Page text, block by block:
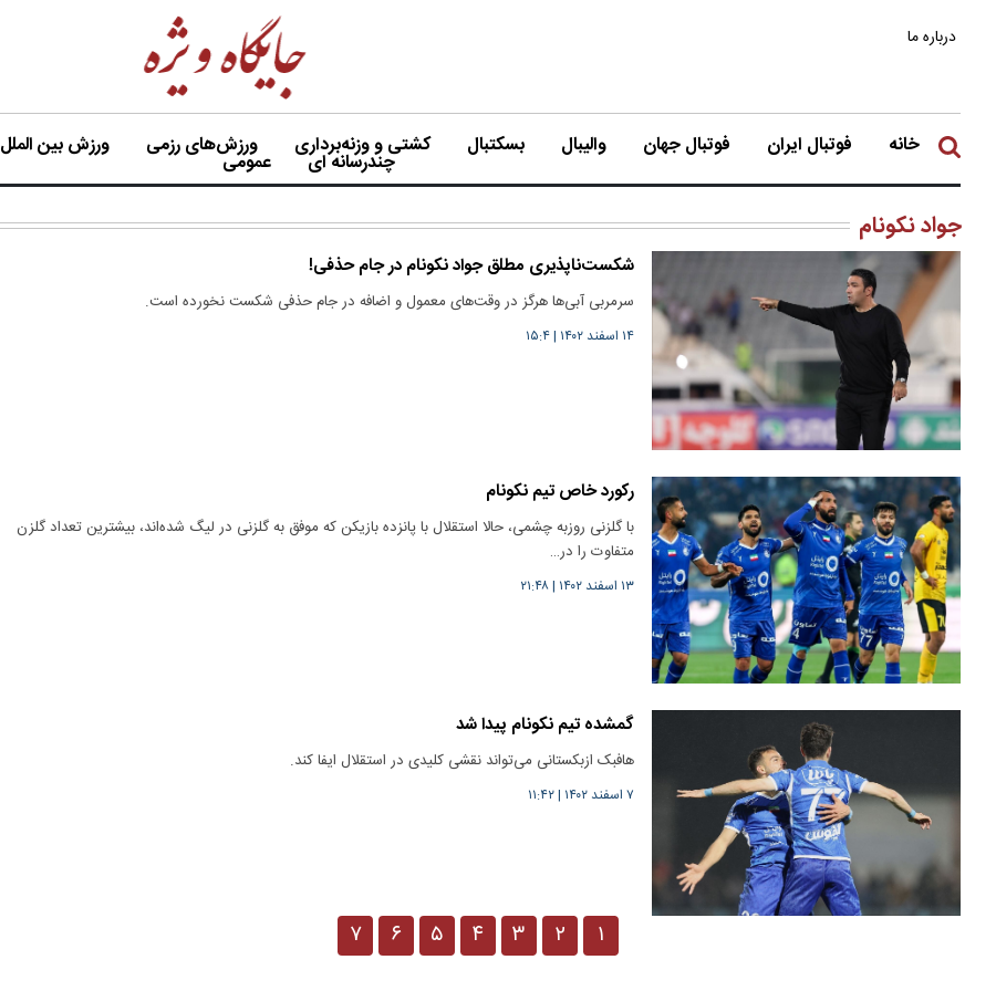
درباره ما
خانه فوتبال ایران فوتبال جهان والیبال بسکتبال کشتی و وزنه‌برداری ورزش‌های رزمی ورزش بین الملل
چندرسانه ای عمومی
جواد نکونام
شکست‌ناپذیری مطلق جواد نکونام در جام حذفی!
سرمربی آبی‌ها هرگز در وقت‌های معمول و اضافه در جام حذفی شکست نخورده است.
۱۴ اسفند ۱۴۰۲ |۱۵:۴
رکورد خاص تیم نکونام
با گلزنی روزبه چشمی، حالا استقلال با پانزده بازیکن که موفق به گلزنی در لیگ شده‌اند، بیشترین تعداد گلزن
متفاوت را در…
۱۳ اسفند ۱۴۰۲ |۲۱:۴۸
گمشده تیم نکونام پیدا شد
هافبک ازبکستانی می‌تواند نقشی کلیدی در استقلال ایفا کند.
۷ اسفند ۱۴۰۲ |۱۱:۴۲
۱ ۲ ۳ ۴ ۵ ۶ ۷